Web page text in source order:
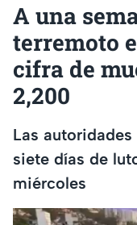
A una
terremoto
cifra de
2,200
Las
siete días de
miércoles